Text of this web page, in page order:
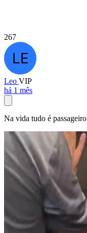
267
Leo VIP
há 1 mês
Na vida tudo é passageiro